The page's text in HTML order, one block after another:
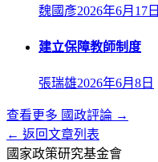
魏國彥2026年6月17日
建立保障教師制度
張瑞雄2026年6月8日
查看更多 國政評論 →
← 返回文章列表
國家政策研究基金會